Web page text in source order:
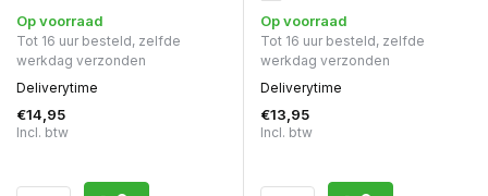
Op voorraad
Tot 16 uur besteld, zelfde
werkdag verzonden
Deliverytime
€14,95
Incl. btw
Op voorraad
Tot 16 uur besteld, zelfde
werkdag verzonden
Deliverytime
€13,95
Incl. btw